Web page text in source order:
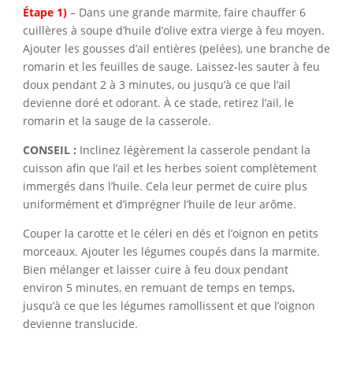
Étape 1) – Dans une grande marmite, faire chauffer 6
cuillères à soupe d’huile d’olive extra vierge à feu moyen.
Ajouter les gousses d’ail entières (pelées), une branche de
romarin et les feuilles de sauge. Laissez-les sauter à feu
doux pendant 2 à 3 minutes, ou jusqu’à ce que l’ail
devienne doré et odorant. À ce stade, retirez l’ail, le
romarin et la sauge de la casserole.
CONSEIL : Inclinez légèrement la casserole pendant la
cuisson afin que l’ail et les herbes soient complètement
immergés dans l’huile. Cela leur permet de cuire plus
uniformément et d’imprégner l’huile de leur arôme.
Couper la carotte et le céleri en dés et l’oignon en petits
morceaux. Ajouter les légumes coupés dans la marmite.
Bien mélanger et laisser cuire à feu doux pendant
environ 5 minutes, en remuant de temps en temps,
jusqu’à ce que les légumes ramollissent et que l’oignon
devienne translucide.